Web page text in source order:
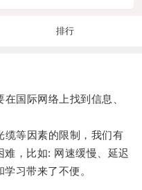
排行
国际网络上找到信息、
等因素的限制，我们有
难，比如: 网速缓慢、延迟
习带来了不便。